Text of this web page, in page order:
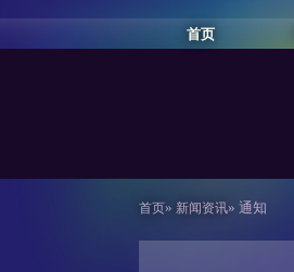
首页
首页» 新闻资讯» 通知